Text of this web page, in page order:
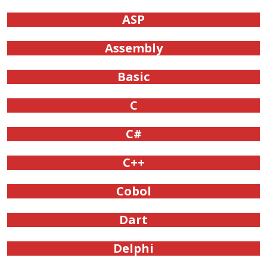
ASP
Assembly
Basic
C
C#
C++
Cobol
Dart
Delphi